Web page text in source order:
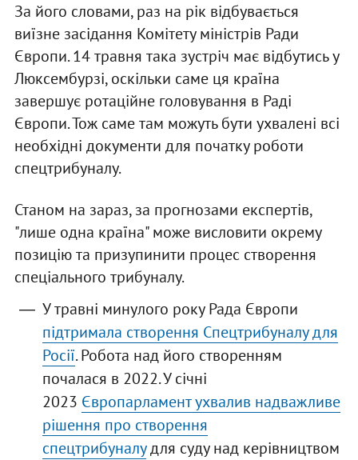
За його словами, раз на рік відбувається
виїзне засідання Комітету міністрів Ради
Європи. 14 травня така зустріч має відбутись у
Люксембурзі, оскільки саме ця країна
завершує ротаційне головування в Раді
Європи. Тож саме там можуть бути ухвалені всі
необхідні документи для початку роботи
спецтрибуналу.
Станом на зараз, за прогнозами експертів,
"лише одна країна" може висловити окрему
позицію та призупинити процес створення
спеціального трибуналу.
У травні минулого року Рада Європи
підтримала створення Спецтрибуналу для
Росії. Робота над його створенням
почалася в 2022. У січні
2023 Європарламент ухвалив надважливе
рішення про створення
спецтрибуналудля суду над керівництвом